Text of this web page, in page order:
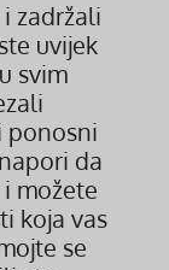
zadržali
uvijek
svim
ponosni
da
možete
koja vas
se